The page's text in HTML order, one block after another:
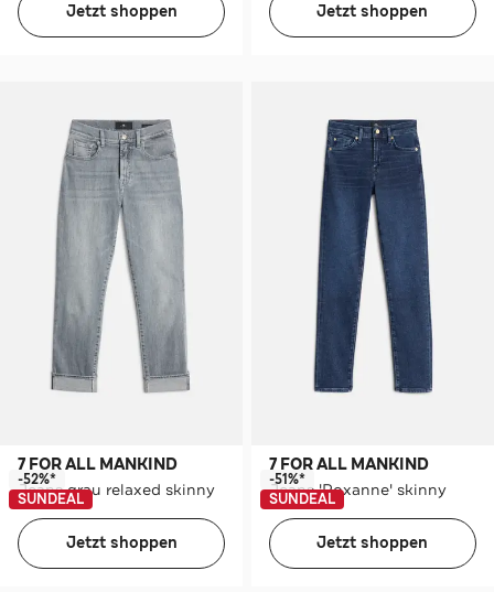
Jetzt shoppen Jetzt shoppen
7 FOR ALL MANKIND
Jeans grau relaxed skinny
-52%*
SUNDEAL
Jetzt shoppen
7 FOR ALL MANKIND
Jeans 'Roxanne' skinny
-51%*
SUNDEAL
Jetzt shoppen